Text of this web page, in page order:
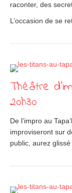
raconter, des
L’occasion de se
Théâtre
20h30
De l’impro au
improviseront sur
public, aurez